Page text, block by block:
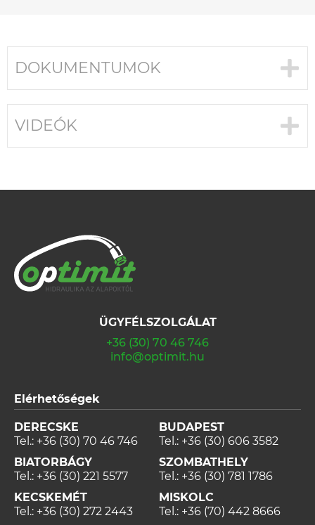
DOKUMENTUMOK
VIDEÓK
ÜGYFÉLSZOLGÁLAT
+36 (30) 70 46 746
info@optimit.hu
Elérhetőségek
DERECSKE
Tel.: +36 (30) 70 46 746
BIATORBÁGY
Tel.: +36 (30) 221 5577
KECSKEMÉT
Tel.: +36 (30) 272 2443
BUDAPEST
Tel.: +36 (30) 606 3582
SZOMBATHELY
Tel.: +36 (30) 781 1786
MISKOLC
Tel.: +36 (70) 442 8666